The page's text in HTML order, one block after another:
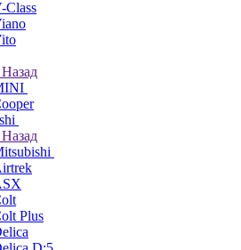
Class
Назад
Назад
Plus